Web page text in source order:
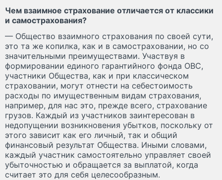
Чем взаимное страхование отличается от классики
и самострахования?
— Общество взаимного страхования по своей сути,
это та же копилка, как и в самостраховании, но со
значительными преимуществами. Участвуя в
формировании единого гарантийного фонда ОВС,
участники Общества, как и при классическом
страховании, могут отнести на себестоимость
расходы по имущественным видам страхования,
например, для нас это, прежде всего, страхование
грузов. Каждый из участников заинтересован в
недопущении возникновения убытков, поскольку от
этого зависит как его личный, так и общий
финансовый результат Общества. Иными словами,
каждый участник самостоятельно управляет своей
убыточностью и обращается за выплатой, когда
считает это для себя целесообразным.